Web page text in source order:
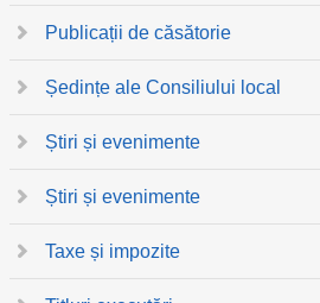
Publicații de căsătorie
Ședințe ale Consiliului local
Știri și evenimente
Știri și evenimente
Taxe și impozite